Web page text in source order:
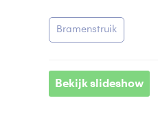
Bramenstruik
Bekijk slideshow